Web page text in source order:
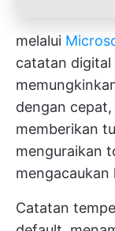
melalui
catatan
dengan
memberikan
menguraikan
mengacaukan
Catatan